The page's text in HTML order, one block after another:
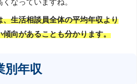
なっていますね。
生活相談員全体の平均年収より
向があることも分かります。
別年収